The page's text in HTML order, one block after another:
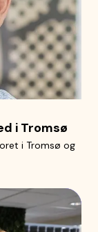
i Tromsø
i Tromsø og